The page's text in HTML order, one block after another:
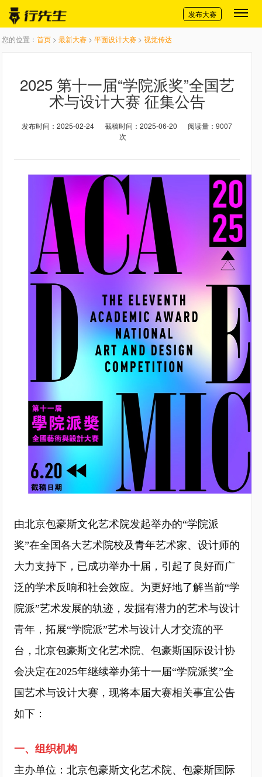
切换导航
发布大赛
您的位置： 首页 > 最新大赛 > 平面设计大赛 > 视觉传达
2025 第十一届“学院派奖”全国艺
术与设计大赛 征集公告
发布时间：2025-02-24 截稿时间：2025-06-20
阅读量：9007
次
由北京包豪斯文化艺术院发起举办的“学院派
奖”在全国各大艺术院校及青年艺术家、设计师的
大力支持下，已成功举办十届，引起了良好而广
泛的学术反响和社会效应。为更好地了解当前“学
院派”艺术发展的轨迹，发掘有潜力的艺术与设计
青年，拓展“学院派”艺术与设计人才交流的平
台，北京包豪斯文化艺术院、包豪斯国际设计协
会决定在2025年继续举办第十一届“学院派奖”全
国艺术与设计大赛，现将本届大赛相关事宜公告
如下：
一、组织机构
主办单位：北京包豪斯文化艺术院、包豪斯国际